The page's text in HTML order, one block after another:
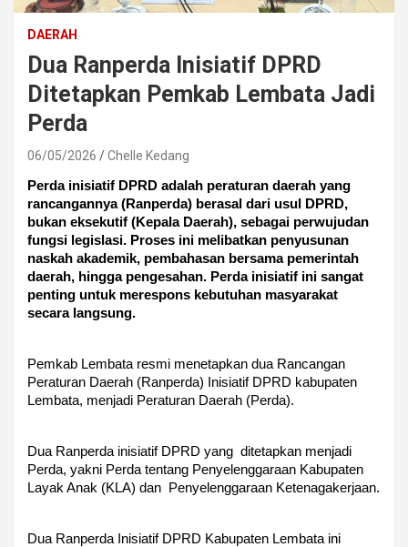
DAERAH
Dua Ranperda Inisiatif DPRD
Ditetapkan Pemkab Lembata Jadi
Perda
06/05/2026 Chelle Kedang
Perda inisiatif DPRD adalah peraturan daerah yang
rancangannya (Ranperda) berasal dari usul DPRD,
bukan eksekutif (Kepala Daerah), sebagai perwujudan
fungsi legislasi. Proses ini melibatkan penyusunan
naskah akademik, pembahasan bersama pemerintah
daerah, hingga pengesahan. Perda inisiatif ini sangat
penting untuk merespons kebutuhan masyarakat
secara langsung.
Pemkab Lembata resmi menetapkan dua Rancangan
Peraturan Daerah (Ranperda) Inisiatif DPRD kabupaten
Lembata, menjadi Peraturan Daerah (Perda).
Dua Ranperda inisiatif DPRD yang ditetapkan menjadi
Perda, yakni Perda tentang Penyelenggaraan Kabupaten
Layak Anak (KLA) dan Penyelenggaraan Ketenagakerjaan.
Dua Ranperda Inisiatif DPRD Kabupaten Lembata ini